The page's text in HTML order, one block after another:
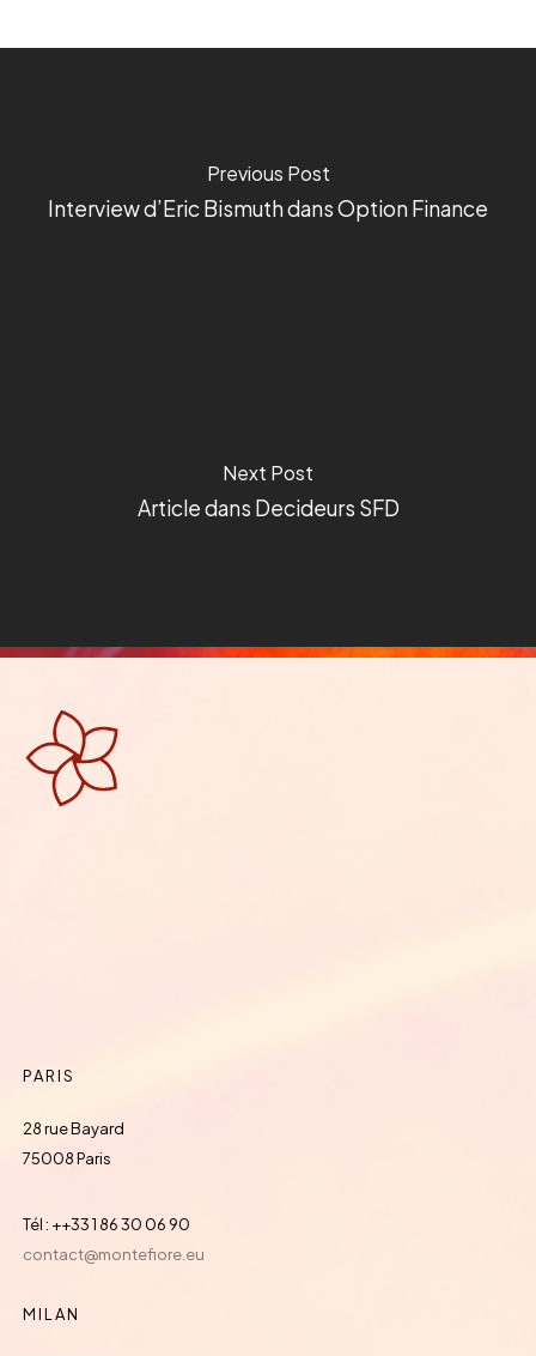
Previous Post
Interview d’Eric Bismuth dans Option Finance
Next Post
Article dans Decideurs SFD
PARIS
28 rue Bayard
75008 Paris
Tél : ++33 1 86 30 06 90
contact@montefiore.eu
MILAN